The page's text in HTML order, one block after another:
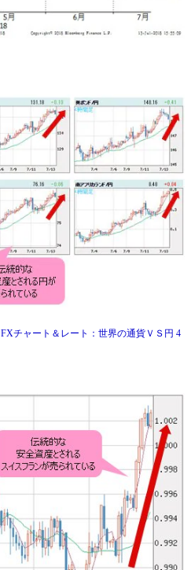
FXチャート＆レート：世界の通貨ＶＳ円 4